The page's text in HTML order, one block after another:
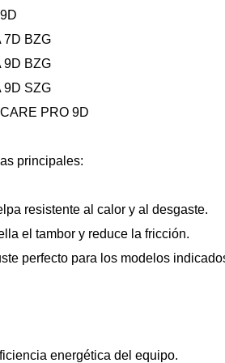
7D BZG
9D BZG
9D SZG
PRO 9D
principales:
resistente al calor y al desgaste.
el tambor y reduce la fricción.
perfecto para los modelos
energética del equipo.